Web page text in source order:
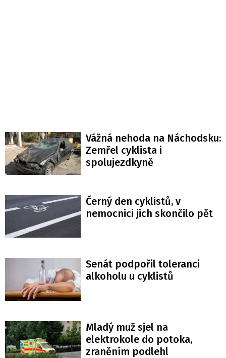
Vážná nehoda na Náchodsku:
Zemřel cyklista i
spolujezdkyně
Černý den cyklistů, v
nemocnici jich skončilo pět
Senát podpořil toleranci
alkoholu u cyklistů
Mladý muž sjel na
elektrokole do potoka,
zraněním podlehl